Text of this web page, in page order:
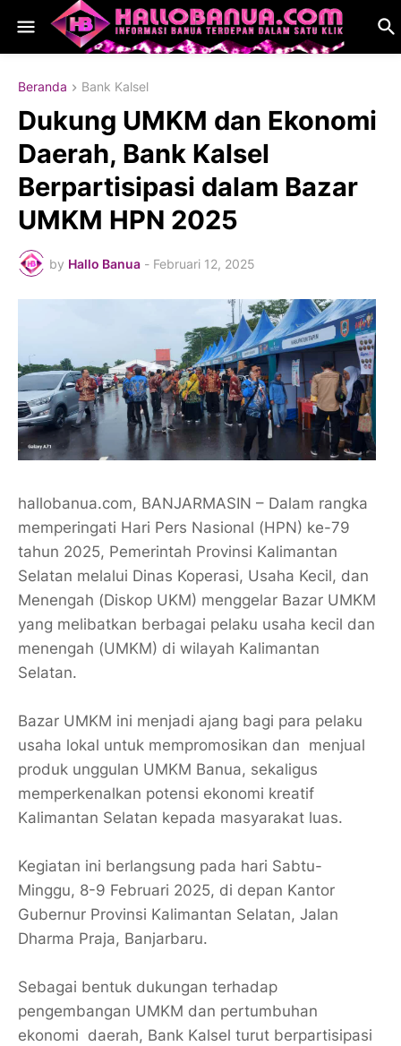
Beranda Bank Kalsel
Dukung UMKM dan Ekonomi
Daerah, Bank Kalsel
Berpartisipasi dalam Bazar
UMKM HPN 2025
by Hallo Banua - Februari 12, 2025
hallobanua.com, BANJARMASIN – Dalam rangka
memperingati Hari Pers Nasional (HPN) ke-79
tahun 2025, Pemerintah Provinsi Kalimantan
Selatan melalui Dinas Koperasi, Usaha Kecil, dan
Menengah (Diskop UKM) menggelar Bazar UMKM
yang melibatkan berbagai pelaku usaha kecil dan
menengah (UMKM) di wilayah Kalimantan
Selatan.
Bazar UMKM ini menjadi ajang bagi para pelaku
usaha lokal untuk mempromosikan dan menjual
produk unggulan UMKM Banua, sekaligus
memperkenalkan potensi ekonomi kreatif
Kalimantan Selatan kepada masyarakat luas.
Kegiatan ini berlangsung pada hari Sabtu-
Minggu, 8-9 Februari 2025, di depan Kantor
Gubernur Provinsi Kalimantan Selatan, Jalan
Dharma Praja, Banjarbaru.
Sebagai bentuk dukungan terhadap
pengembangan UMKM dan pertumbuhan
ekonomi daerah, Bank Kalsel turut berpartisipasi